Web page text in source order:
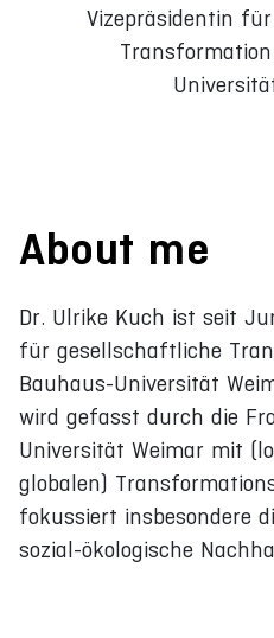
Vizepräsidentin
About me
Dr. Ulrike Kuch ist seit
für gesellschaftliche
Bauhaus-Universität
wird gefasst durch die
Universität Weimar mit
globalen)
fokussiert insbesondere
sozial-ökologische